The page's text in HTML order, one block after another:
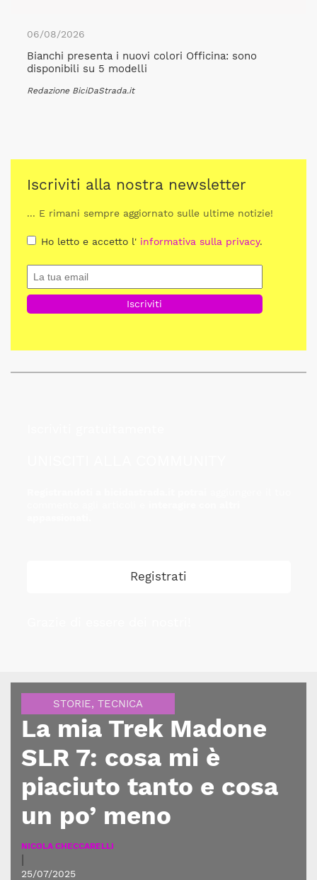
06/08/2026
Bianchi presenta i nuovi colori Officina: sono
disponibili su 5 modelli
Redazione BiciDaStrada.it
Iscriviti alla nostra newsletter
... E rimani sempre aggiornato sulle ultime notizie!
Ho letto e accetto l' informativa sulla privacy.
Registrati
STORIE, TECNICA
La mia Trek Madone
SLR 7: cosa mi è
piaciuto tanto e cosa
un po’ meno
NICOLA CHECCARELLI
25/07/2025